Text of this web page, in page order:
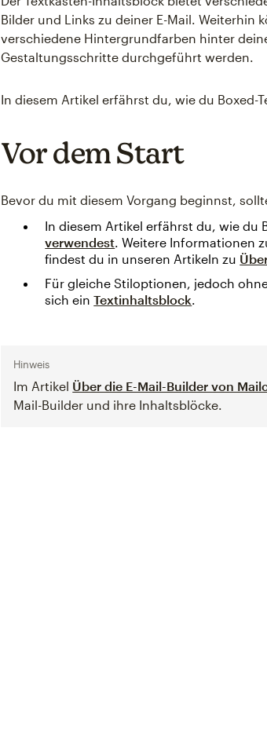
Bilder und Links zu deiner E-Mail. Weiterhin
verschiedene Hintergrundfarben hinter
Gestaltungsschritte durchgeführt werden.
In diesem Artikel erfährst du, wie du Boxed-
Vor dem Start
Bevor du mit diesem Vorgang beginnst,
In diesem Artikel erfährst du, wie du
verwendest. Weitere Informationen
findest du in unseren Artikeln zu
Für gleiche Stiloptionen, jedoch
sich einTextinhaltsblock.
Hinweis
Im Artikel Über die E-Mail-Builder von
Mail-Builder und ihre Inhaltsblöcke.